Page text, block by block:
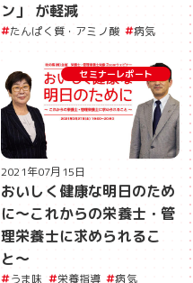
ン」 が軽減
たんぱく質・アミノ酸 病気
セミナーレポート
2021年07月15日
おいしく健康な明日のため
に〜これからの栄養士・管
理栄養士に求められるこ
と〜
うま味 栄養指導 病気